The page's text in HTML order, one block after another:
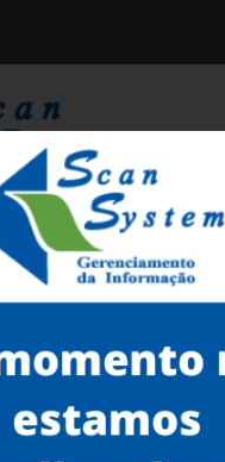
antigos
de documentos antigos Higienópolis
Serviços